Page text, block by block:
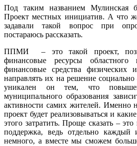
Под таким названием Мулинская
Проект местных инициатив. А что
задавали такой вопрос при
постараюсь рассказать.
ППМИ – это такой проект,
финансовые ресурсы
финансовые средства
направлять их на решение
уникален он тем, что
муниципального образования
активности самих жителей. Именно
проект будет реализовываться и
этого затратить. Проще сказать –
поддержка, ведь отдельно каждый
немного, а вместе мы сможем